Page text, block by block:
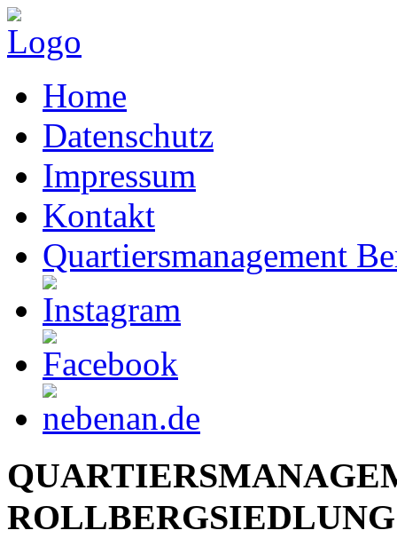
Home
Datenschutz
Impressum
Kontakt
Quartiersmanagement
ROLLBERGSIEDLUNG